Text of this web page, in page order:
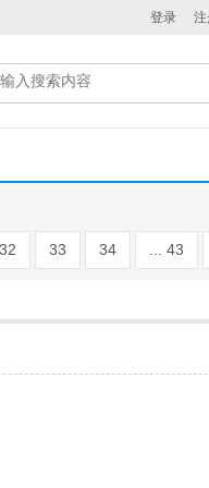
登录
32 33 34 ... 43